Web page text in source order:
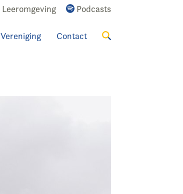
Leeromgeving Podcasts
Vereniging Contact